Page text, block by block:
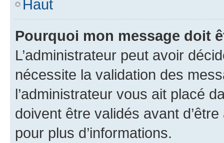
Haut
Pourquoi mon message doit
L’administrateur peut avoir
nécessite la validation des
l’administrateur vous ait placé
doivent être validés avant
pour plus d’informations.